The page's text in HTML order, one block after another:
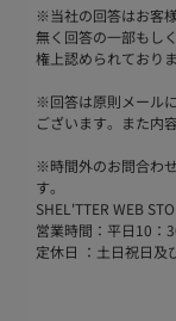
※当社の回答はお客
無く回答の一部もし
権上認められており
※回答は原則メール
ございます。また内
※時間外のお問合わ
す。
SHEL'TTER WEB
営業時間：平日10：
定休日 ：土日祝日及